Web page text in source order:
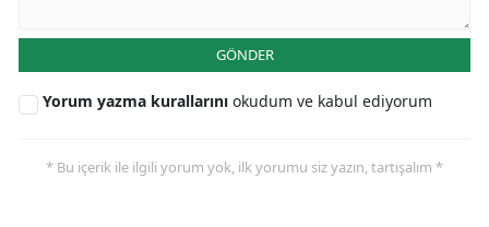
GÖNDER
Yorum yazma kurallarını okudum ve kabul ediyorum
* Bu içerik ile ilgili yorum yok, ilk yorumu siz yazın, tartışalım *